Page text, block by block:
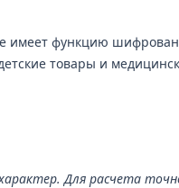
имеет функцию
товары и
Для расчета